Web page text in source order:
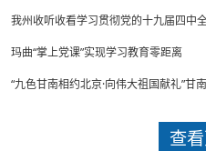
玛曲“掌上党课”实现学习教育零距离
查